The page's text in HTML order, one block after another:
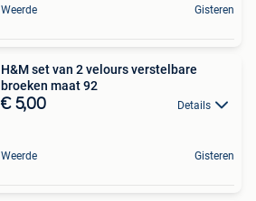
Weerde Gisteren
H&M set van 2 velours verstelbare
broeken maat 92
€ 5,00 Details
Weerde Gisteren